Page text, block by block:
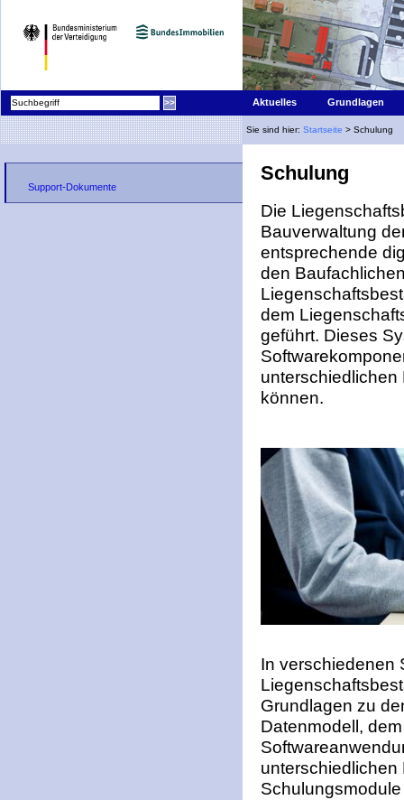
Aktuelles Grundlagen
Sie sind hier: Startseite > Schulung
Support-Dokumente
Schulung
Die
Bauverwaltung
entsprechende
den
dem
geführt. Dieses
können.
In verschiedenen
Grundlagen zu
Datenmodell, de